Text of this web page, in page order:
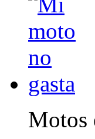
Motos